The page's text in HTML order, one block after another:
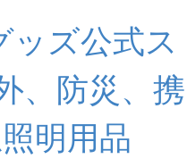
ッズ公式ス
、防災、携
明用品